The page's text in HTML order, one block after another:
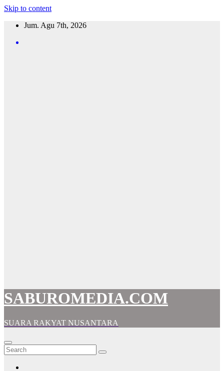
Skip to content
Jum. Agu 7th, 2026
SABUROMEDIA.COM
SUARA RAKYAT NUSANTARA